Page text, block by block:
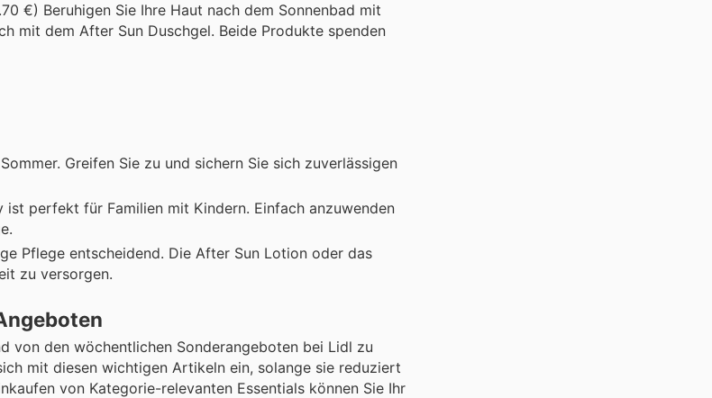
€) Beruhigen Sie Ihre Haut nach dem Sonnenbad mit
mit dem After Sun Duschgel. Beide Produkte spenden
Greifen Sie zu und sichern Sie sich zuverlässigen
ist perfekt für Familien mit Kindern. Einfach anzuwenden
Pflege entscheidend. Die After Sun Lotion oder das
zu versorgen.
von den wöchentlichen Sonderangeboten bei Lidl zu
mit diesen wichtigen Artikeln ein, solange sie reduziert
von Kategorie-relevanten Essentials können Sie Ihr